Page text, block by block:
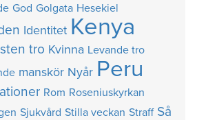
God Golgata Hesekiel
Identitet Kenya
tro Kvinna Levande tro
manskör Nyår Peru
Rom Roseniuskyrkan
Sjukvård Stilla veckan Straff Så